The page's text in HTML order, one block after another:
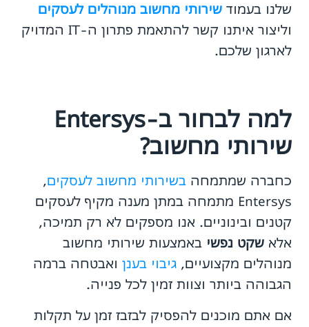
שלנו בעמוד שירותי מחשוב מנוהלים לעסקים
וליצור איתנו קשר להתאמת פתרון ה-IT המדויק
לארגון שלכם.
למה לבחור ב-Entersys
שירותי מחשוב?
כחברה שמתמחה בשירותי מחשוב לעסקים,
Entersys מתמחה במתן מענה מקיף לעסקים
קטנים ובינוניים. אנו מספקים לא רק תמיכה,
אלא שקט נפשי באמצעות שירותי מחשוב
מנוהלים מקצועיים, גיבוי בענן ואבטחה ברמה
הגבוהה ביותר וצוות זמין לכל פנייה.
אם אתם מוכנים להפסיק לבזבז זמן על תקלות